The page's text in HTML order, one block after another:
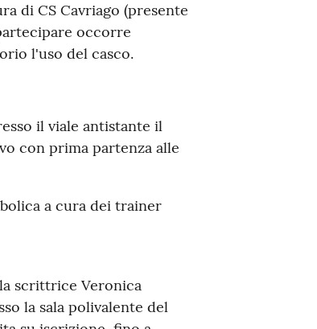
di CS Cavriago (presente
occorre
l'uso del casco.
il viale antistante il
con prima partenza alle
a cura dei trainer
scrittrice Veronica
la sala polivalente del